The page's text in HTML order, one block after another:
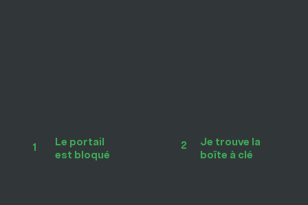
1
Le portail
est bloqué
2
Je trouve la
boîte à clé